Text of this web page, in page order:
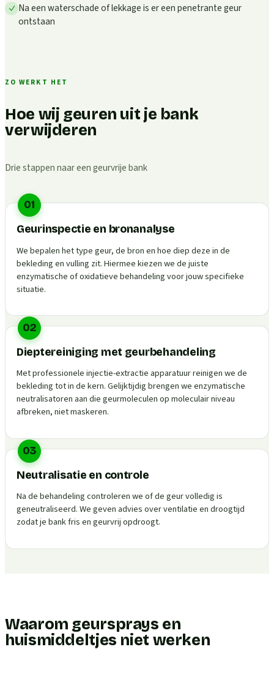
Na een waterschade of lekkage is er een penetrante geur
ontstaan
ZO WERKT HET
Hoe wij geuren uit je bank
verwijderen
Drie stappen naar een geurvrije bank
01
Geurinspectie en bronanalyse
We bepalen het type geur, de bron en hoe diep deze in de
bekleding en vulling zit. Hiermee kiezen we de juiste
enzymatische of oxidatieve behandeling voor jouw specifieke
situatie.
02
Dieptereiniging met geurbehandeling
Met professionele injectie-extractie apparatuur reinigen we de
bekleding tot in de kern. Gelijktijdig brengen we enzymatische
neutralisatoren aan die geurmoleculen op moleculair niveau
afbreken, niet maskeren.
03
Neutralisatie en controle
Na de behandeling controleren we of de geur volledig is
geneutraliseerd. We geven advies over ventilatie en droogtijd
zodat je bank fris en geurvrij opdroogt.
Waarom geursprays en
huismiddeltjes niet werken